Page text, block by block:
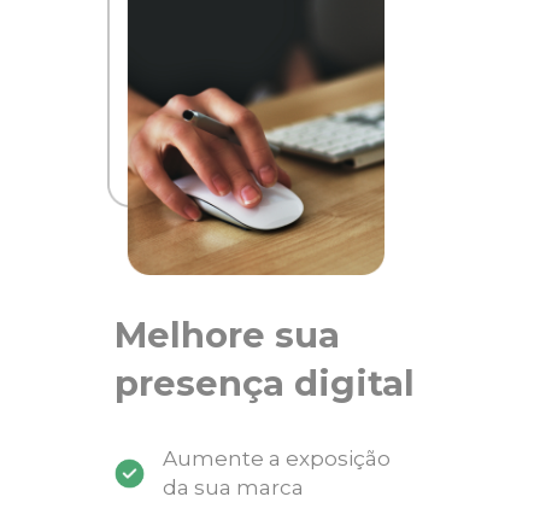
Melhore sua
presença digital
Aumente a exposição
da sua marca